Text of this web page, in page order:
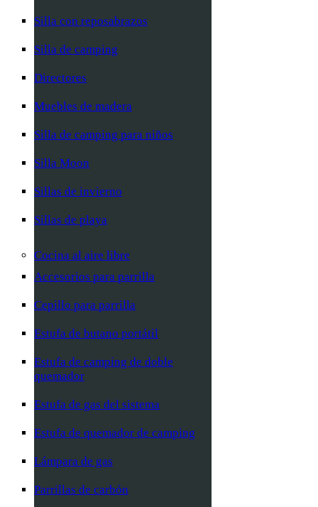
Silla con reposabrazos
Silla de camping
Directores
Muebles de madera
Silla de camping para niños
Silla Moon
Sillas de invierno
Sillas de playa
Cocina al aire libre
Accesorios para parrilla
Cepillo para parrilla
Estufa de butano portátil
Estufa de camping de doble
quemador
Estufa de gas del sistema
Estufa de quemador de camping
Lámpara de gas
Parrillas de carbón